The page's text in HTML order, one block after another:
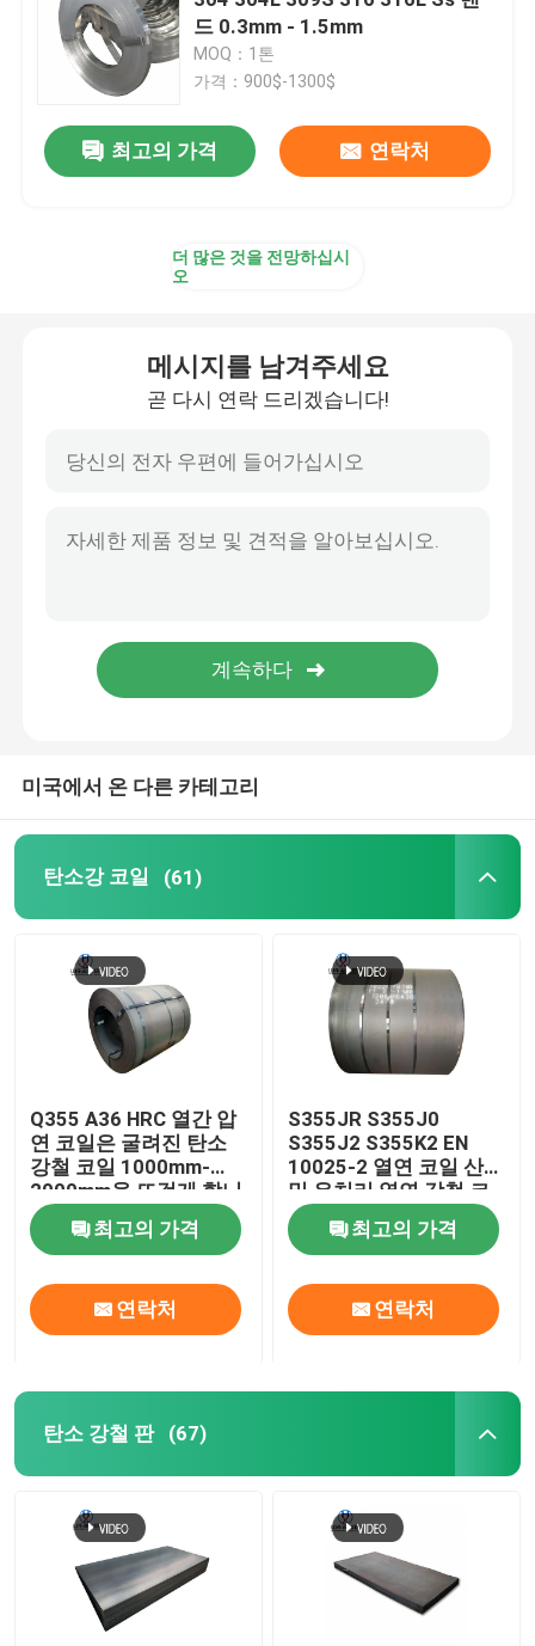
스테인레스 강 플레이트 시트
토탄판
금속은 지붕 시트를 주름지게 했습니다
탄소강 막대
강철 레일웨이 트랙
강철 프로파일
드 0.3mm - 1.5mm
MOQ：1톤
가격：900$-1300$
최고의 가격 연락처
더 많은 것을 전망하십시
오
메시지를 남겨주세요
곧 다시 연락 드리겠습니다!
미국에서 온 다른 카테고리
탄소강 코일 (61)
Q355 A36 HRC 열간 압
연 코일은 굴려진 탄소
강철 코일 1000mm-
2000mm을 뜨겁게 합니
다
최고의 가격
연락처
S355JR S355J0
S355J2 S355K2 EN
10025-2 열연 코일 산세
및 유처리 열연 강철 코
일
최고의 가격
연락처
탄소 강철 판 (67)